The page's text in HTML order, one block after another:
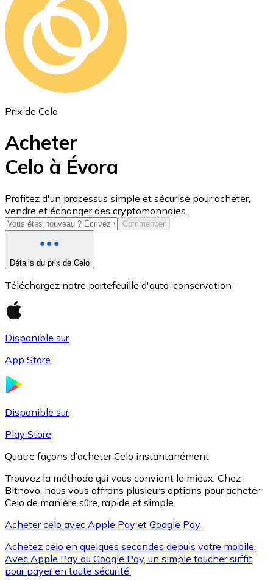
Ethereum
ETH
USD Coin
USDC
XRP
XRP
Prix de Celo
Acheter
Celo à Évora
Profitez d'un processus simple et sécurisé pour acheter,
vendre et échanger des cryptomonnaies.
Commencer
Détails du prix de Celo
Téléchargez notre portefeuille d'auto-conservation
Disponible sur
App Store
Disponible sur
Play Store
Quatre façons d’acheter Celo instantanément
Trouvez la méthode qui vous convient le mieux. Chez
Bitnovo, nous vous offrons plusieurs options pour acheter
Celo de manière sûre, rapide et simple.
Acheter celo avec Apple Pay et Google Pay
Achetez celo en quelques secondes depuis votre mobile.
Avec Apple Pay ou Google Pay, un simple toucher suffit
pour payer en toute sécurité.